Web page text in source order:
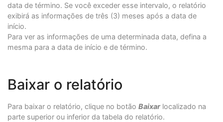
data de término. Se você exceder esse intervalo, o relatório
exibirá as informações de três (3) meses após a data de
início.
Para ver as informações de uma determinada data, defina a
mesma para a data de início e de término.
Baixar o relatório
Para baixar o relatório, clique no botão Baixar localizado na
parte superior ou inferior da tabela do relatório.